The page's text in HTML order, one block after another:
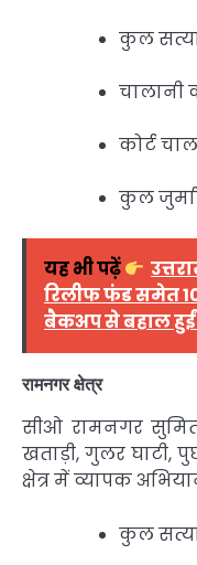
कुल
चालानी
कोर्ट
कुल
यह भी पढ़ें
रिलीफ फंड समेत 10
बैकअप से बहाल हुईं
रामनगर क्षेत्र
सीओ रामनगर
खताड़ी, गुलर घाटी,
क्षेत्र में व्यापक
कुल